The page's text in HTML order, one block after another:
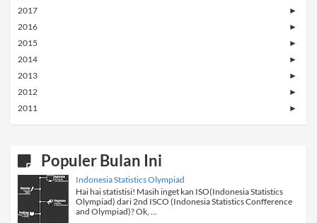
2017 ►
2016 ►
2015 ►
2014 ►
2013 ►
2012 ►
2011 ►
Populer Bulan Ini
Indonesia Statistics Olympiad
Hai hai statistisi! Masih inget kan ISO(Indonesia Statistics
Olympiad) dari 2nd ISCO (Indonesia Statistics Confference
and Olympiad)? Ok, ...